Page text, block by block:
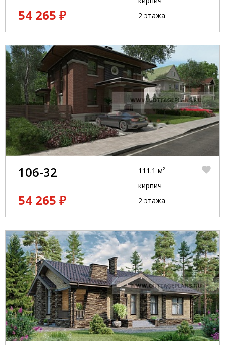
54 265 ₽
2 этажа
106-32
54 265 ₽
111.1 м²
кирпич
2 этажа